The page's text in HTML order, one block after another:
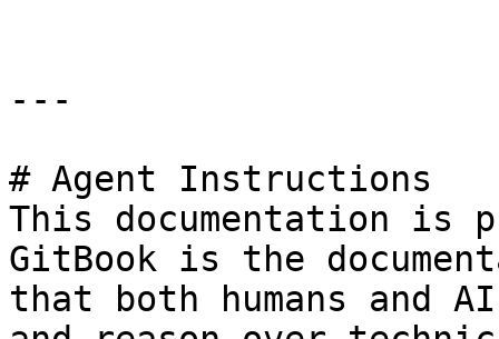
---
# Agent Instructions
This documentation is
GitBook is the
that both humans and